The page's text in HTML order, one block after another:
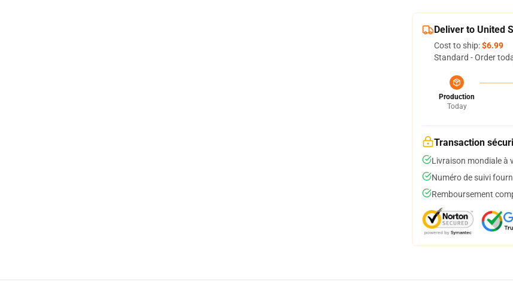
Deliver to United
Cost to ship:$6.99
Standard - Order
Production
Today
Transaction
Livraison mondiale à
Numéro de suivi
Remboursement